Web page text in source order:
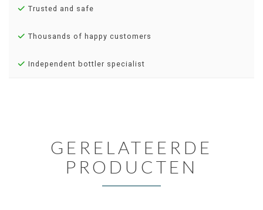
Trusted and safe
Thousands of happy customers
Independent bottler specialist
GERELATEERDE
PRODUCTEN